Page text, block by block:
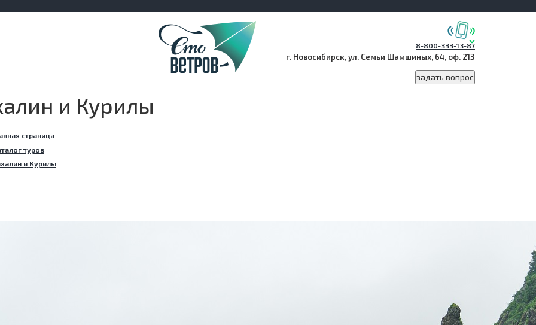
8-800-333-13-87
г. Новосибирск, ул. Семьи Шамшиных, 64, оф. 213
и Курилы
страница
туров
и Курилы